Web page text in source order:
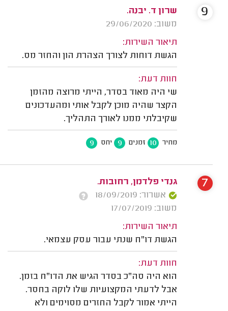
שרון ד. יבנה.
משוב: 29/06/2020
תיאור השירות:
הגשת דוחות לצורך הצהרת הון והחזר מס.
חוות דעת:
שי היה מאוד בסדר, הייתי מרוצה מהזמן
הקצר שהיה מוכן לקבל אותי ומהעדכונים
שקיבלתי ממנו לאורך התהליך.
מחיר 10 זמנים 9 יחס 9
9
גנדי פלדמן, רחובות.
אשרור: 18/09/2019
משוב: 17/07/2019
תיאור השירות:
הגשת דו"ח שנתי עבור עסק עצמאי.
חוות דעת:
הוא היה סה"כ בסדר הגיש את הדו"ח בזמן.
אבל לדעתי המקצועיות שלו לוקה בחסר.
הייתי אמור לקבל החזרים מסוימים ולא
7